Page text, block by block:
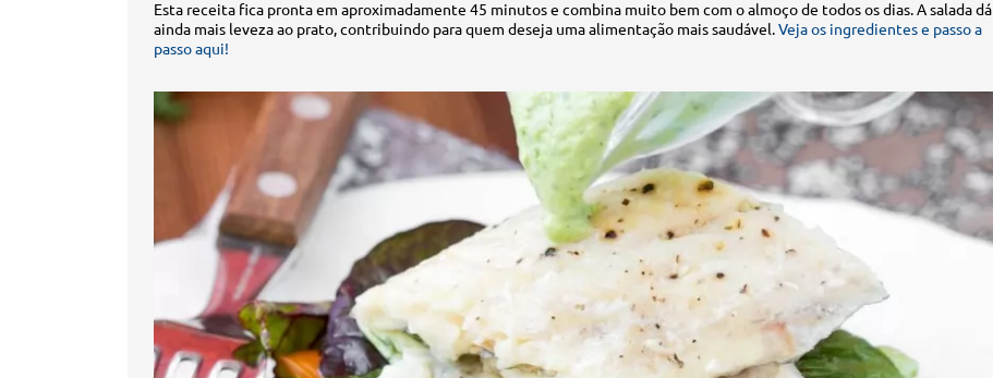
Esta receita fica pronta em aproximadamente 45 minutos e combina muito bem com o almoço de todos os dias. A salada dá
ainda mais leveza ao prato, contribuindo para quem deseja uma alimentação mais saudável.Veja os ingredientes e passo a
passo aqui!